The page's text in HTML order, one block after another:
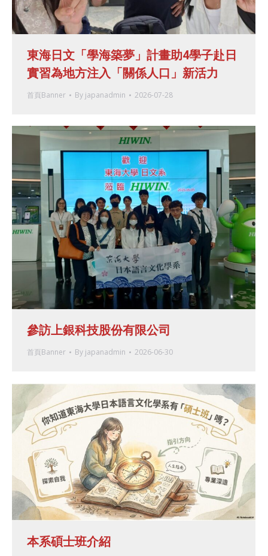
東海日文「學海築夢」計畫助4學子赴日
實習為地方注入「關係人口」新活力
首頁Banner By japanadmin 2026-07-28
參訪上銀科技股份有限公司
首頁Banner By japanadmin 2026-06-30
本系碩士班介紹